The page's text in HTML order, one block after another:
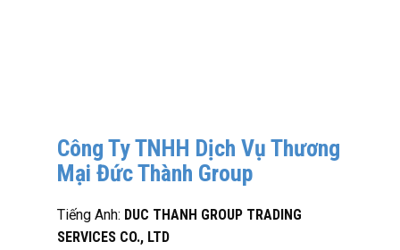
Công Ty TNHH Dịch Vụ Thương
Mại Đức Thành Group
Tiếng Anh: DUC THANH GROUP TRADING
SERVICES CO., LTD